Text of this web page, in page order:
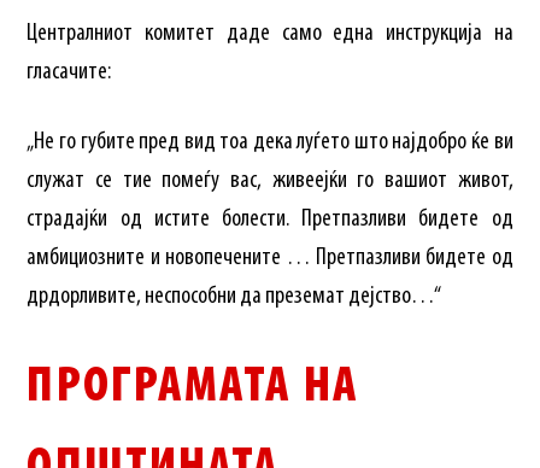
Централниот комитет даде само една инструкција на
гласачите:
„Не го губите пред вид тоа дека луѓето што најдобро ќе ви
служат се тие помеѓу вас, живеејќи го вашиот живот,
страдајќи од истите болести. Претпазливи бидете од
амбициозните и новопечените … Претпазливи бидете од
дрдорливите, неспособни да преземат дејство…“
ПРОГРАМАТА НА